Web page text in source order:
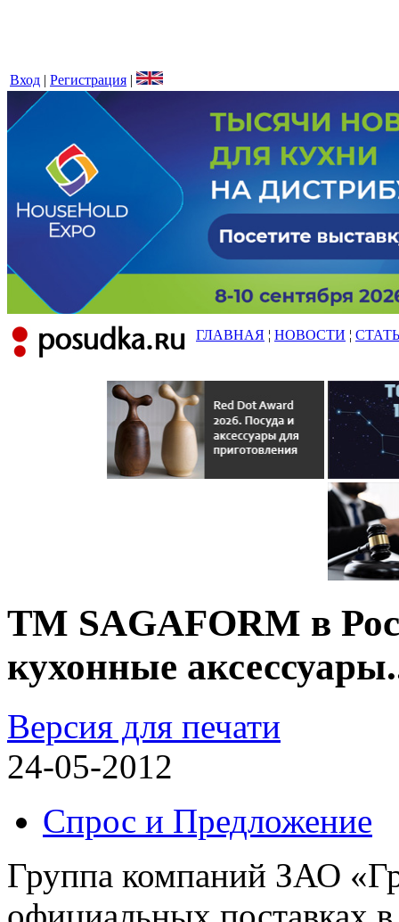
Вход | Регистрация |
ГЛАВНАЯ ¦ НОВОСТИ ¦
ТМ SAGAFORM в
кухонные
Версия для печати
24-05-2012
Спрос и Предложение
Группа компаний ЗАО